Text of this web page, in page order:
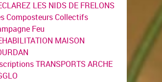
LES NIDS DE FRELONS
Composteurs Collectifs
Feu
MAISON
TRANSPORTS ARCHE